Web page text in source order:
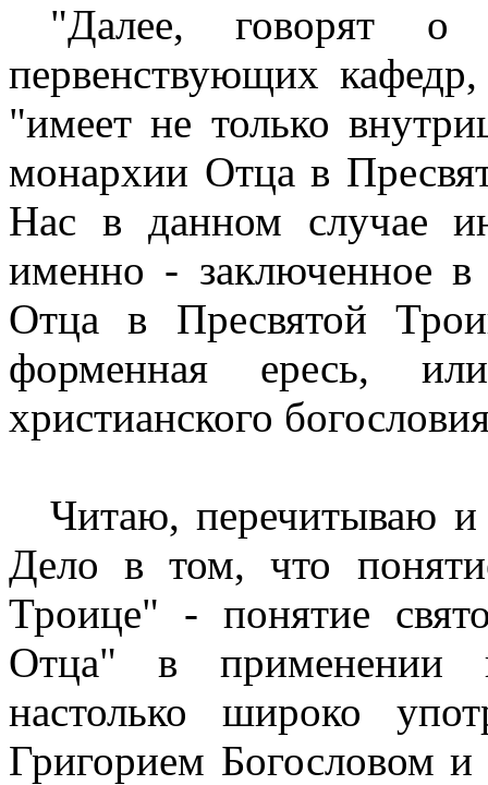
"Далее, говорят о
первенствующих кафедр,
"имеет не только
монархии Отца в
Нас в данном случае
именно - заключенное
Отца в Пресвятой
форменная ересь,
христианского
Читаю, перечитываю
Дело в том, что
Троице" - понятие
Отца" в применении
настолько широко
Григорием Богословом